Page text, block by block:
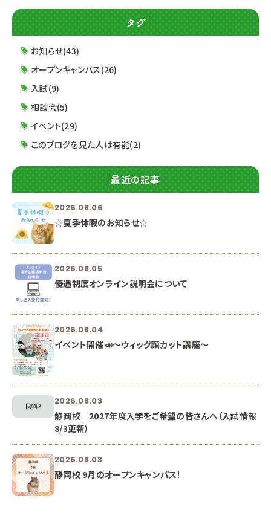
います！ 3/18（土）以降、毎月1回以上実施予定☆
▷▷オープンキャンパス情報はこちら
୨୧┈┈┈┈┈┈┈┈┈┈┈┈┈┈┈┈┈┈┈┈
┈┈┈┈┈┈┈┈┈
タグ
お知らせ(43)
オープンキャンパス(26)
入試(9)
相談会(5)
イベント(29)
このブログを見た人は有能(2)
最近の記事
2026.08.06
☆夏季休暇のお知らせ☆
2026.08.05
優遇制度オンライン説明会について
2026.08.04
イベント開催📣～ウィッグ顔カット講座～
2026.08.03
静岡校 2027年度入学をご希望の皆さんへ（入試情報
8/3更新）
2026.08.03
静岡校 9月のオープンキャンパス！